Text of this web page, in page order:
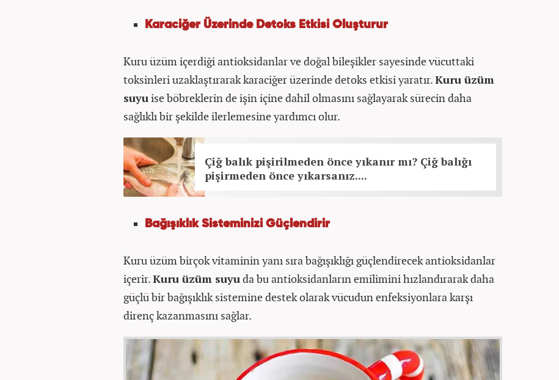
Karaciğer Üzerinde Detoks Etkisi Oluşturur
Kuru üzüm içerdiği antioksidanlar ve doğal bileşikler sayesinde vücuttaki
toksinleri uzaklaştırarak karaciğer üzerinde detoks etkisi yaratır.Kuru üzüm
suyuise böbreklerin de işin içine dahil olmasını sağlayarak sürecin daha
sağlıklı bir şekilde ilerlemesine yardımcı olur.
Çiğ balık pişirilmeden önce yıkanır mı? Çiğ balığı
pişirmeden önce yıkarsanız....
Bağışıklık Sisteminizi Güçlendirir
Kuru üzüm birçok vitaminin yanı sıra bağışıklığı güçlendirecek antioksidanlar
içerir.Kuru üzüm suyuda bu antioksidanların emilimini hızlandırarak daha
güçlü bir bağışıklık sistemine destek olarak vücudun enfeksiyonlara karşı
direnç kazanmasını sağlar.